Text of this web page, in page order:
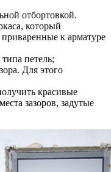
отбортовкой.
который
к арматуре
петель;
Для этого
красивые
зазоров, задутые